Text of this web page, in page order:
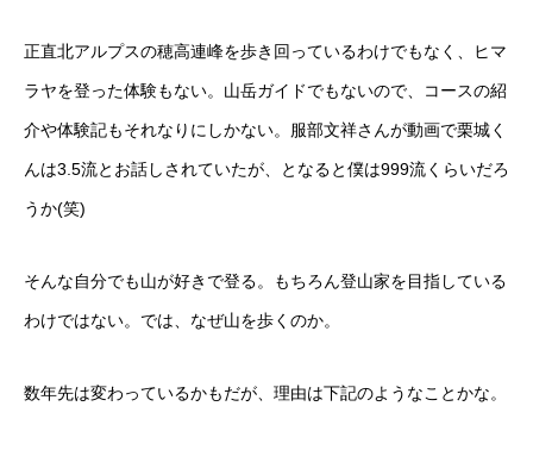
正直北アルプスの穂高連峰を歩き回っているわけでもなく、ヒマ
ラヤを登った体験もない。山岳ガイドでもないので、コースの紹
介や体験記もそれなりにしかない。服部文祥さんが動画で栗城く
んは3.5流とお話しされていたが、となると僕は999流くらいだろ
うか(笑)
そんな自分でも山が好きで登る。もちろん登山家を目指している
わけではない。では、なぜ山を歩くのか。
数年先は変わっているかもだが、理由は下記のようなことかな。